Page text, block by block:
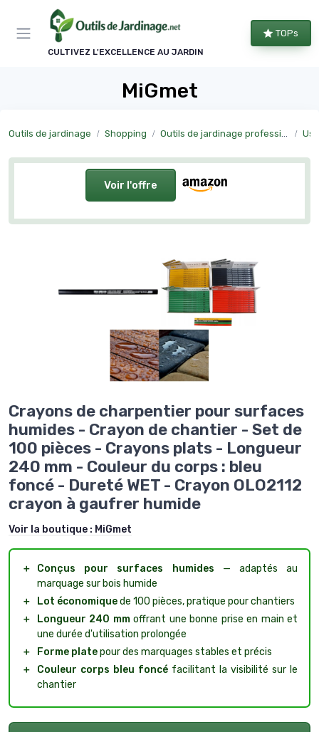
CULTIVEZ L'EXCELLENCE AU JARDIN
TOPs
MiGmet
Outils de jardinage Shopping Outils de jardinage professionnels
Voir l'offre
Crayons de charpentier pour surfaces
humides - Crayon de chantier - Set de
100 pièces - Crayons plats - Longueur
240 mm - Couleur du corps : bleu
foncé - Dureté WET - Crayon OLO2112
crayon à gaufrer humide
Voir la boutique : MiGmet
＋ Conçus pour surfaces humides — adaptés au
marquage sur bois humide
＋
Lot économiquede 100 pièces, pratique pour chantiers
＋
Longueur 240 mmoffrant une bonne prise en main et
une durée d'utilisation prolongée
＋
Forme platepour des marquages stables et précis
＋
Couleur corps bleu foncé facilitant la visibilité sur le
chantier
Panneau de gestion des cookies